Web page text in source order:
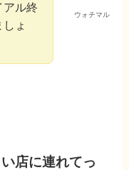
ウォチマル
アル終
ょ
店に連れてっ